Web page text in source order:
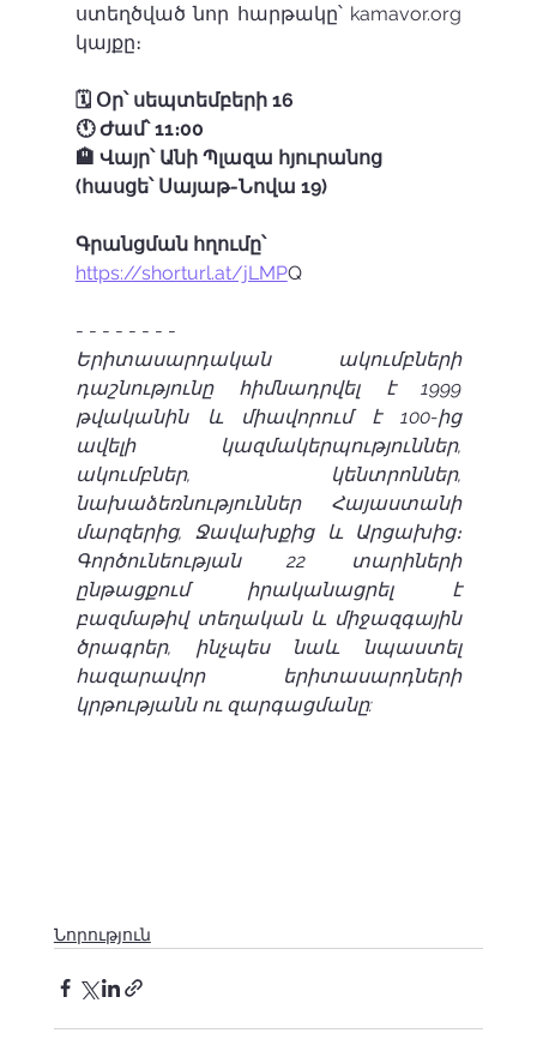
ստեղծված նոր հարթակը՝ kamavor.org
կայքը։
🗓 Օր՝ սեպտեմբերի 16
🕚 Ժամ՝ 11։00
🏨 Վայր՝ Անի Պլազա հյուրանոց
(հասցե՝ Սայաթ-Նովա 19)
Գրանցման հղումը՝
https://shorturl.at/jLMPQ
- - - - - - - -
Երիտասարդական ակումբների
դաշնությունը հիմնադրվել է 1999
թվականին և միավորում է 100-ից
ավելի կազմակերպություններ,
ակումբներ, կենտրոններ,
նախաձեռնություններ Հայաստանի
մարզերից, Ջավախքից և Արցախից։
Գործունեության 22 տարիների
ընթացքում իրականացրել է
բազմաթիվ տեղական և միջազգային
ծրագրեր, ինչպես նաև նպաստել
հազարավոր երիտասարդների
կրթությանն ու զարգացմանը:
Նորություն